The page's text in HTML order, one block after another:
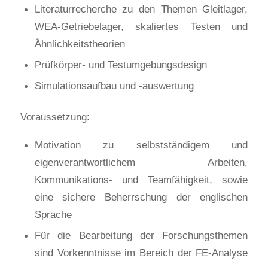
Literaturrecherche zu den Themen Gleitlager,
WEA-Getriebelager, skaliertes Testen und
Ähnlichkeitstheorien
Prüfkörper- und Testumgebungsdesign
Simulationsaufbau und -auswertung
Voraussetzung:
Motivation zu selbstständigem und
eigenverantwortlichem Arbeiten,
Kommunikations- und Teamfähigkeit, sowie
eine sichere Beherrschung der englischen
Sprache
Für die Bearbeitung der Forschungsthemen
sind Vorkenntnisse im Bereich der FE-Analyse